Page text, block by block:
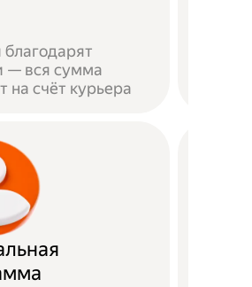
— вся сумма
на счёт курьера